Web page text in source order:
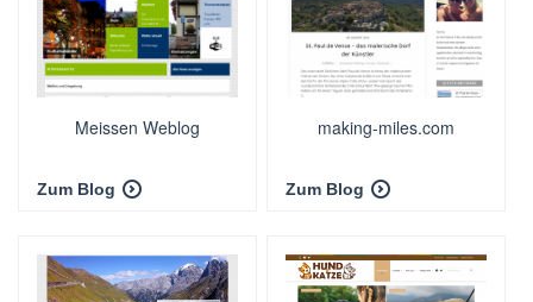
Meissen Weblog
Zum Blog
making-miles.com
Zum Blog